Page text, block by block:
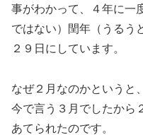
事がわかって、４年に一
ではない）閏年（うるう
２９日にしています。
なぜ２月なのかというと
今で言う３月でしたから
あてられたのです。